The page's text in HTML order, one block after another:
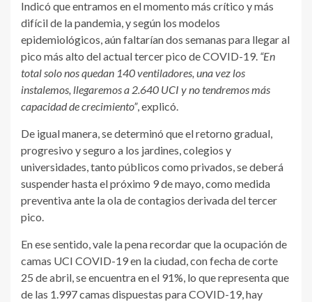
Indicó que entramos en el momento más crítico y más
difícil de la pandemia, y según los modelos
epidemiológicos, aún faltarían dos semanas para llegar al
pico más alto del actual tercer pico de COVID-19. “En
total solo nos quedan 140 ventiladores, una vez los
instalemos, llegaremos a 2.640 UCI y no tendremos más
capacidad de crecimiento”, explicó.
De igual manera, se determinó que el retorno gradual,
progresivo y seguro a los jardines, colegios y
universidades, tanto públicos como privados, se deberá
suspender hasta el próximo 9 de mayo, como medida
preventiva ante la ola de contagios derivada del tercer
pico.
En ese sentido, vale la pena recordar que la ocupación de
camas UCI COVID-19 en la ciudad, con fecha de corte
25 de abril, se encuentra en el 91%, lo que representa que
de las 1.997 camas dispuestas para COVID-19, hay